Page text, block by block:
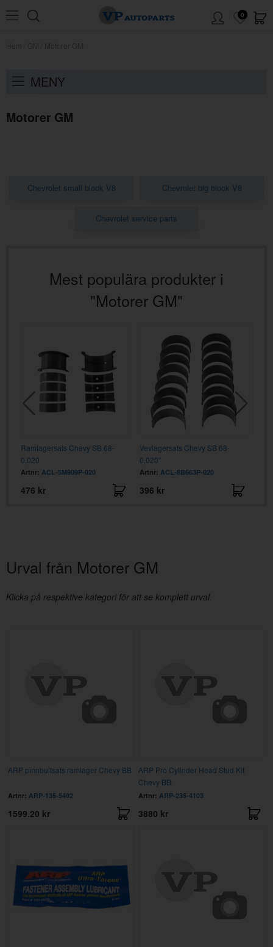
0
MENY
Motorer GM
Chevrolet small block V8 Chevrolet big block V8
Chevrolet service parts
Mest populära produkter i
"Motorer GM"
Ramlagersats Chevy SB 68-
0,020
Artnr: ACL-5M909P-020
476 kr
Vevlagersats Chevy SB 68-
0,020"
Artnr: ACL-8B663P-020
396 kr
Urval från Motorer GM
Klicka på respektive kategori för att se komplett urval.
ARP pinnbultsats ramlager Chevy BB
Artnr: ARP-135-5402
1599.20 kr
ARP Pro Cylinder Head Stud Kit
Chevy BB
Artnr: ARP-235-4103
3880 kr